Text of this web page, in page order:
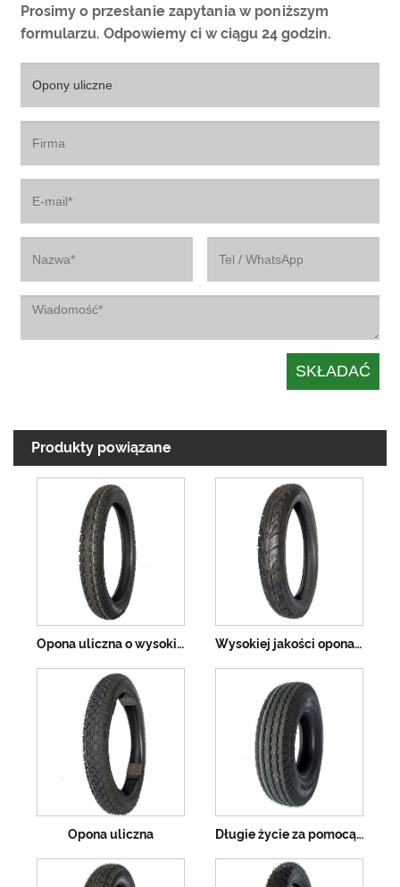
Prosimy o przesłanie zapytania w poniższym
formularzu. Odpowiemy ci w ciągu 24 godzin.
Produkty powiązane
Opona uliczna o wysokiej zawartości gumy Wysokiej jakości opona motocyklowa Opona uliczna
Opona uliczna Długie życie za pomocą prób ulicznych